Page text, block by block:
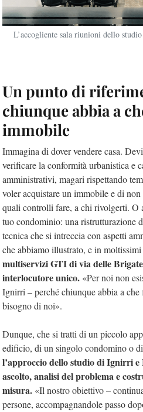
L’accogliente sala riunioni dello
Un punto di
chiunque abbia a
immobile
Immagina di dover vendere casa.
verificare la conformità urbanistica e
amministrativi, magari rispettando
voler acquistare un immobile e di non
quali controlli fare, a chi rivolgerti. O
tuo condominio: una ristrutturazione
tecnica che si intreccia con aspetti
che abbiamo illustrato, e in
multiservizi GTI di via delle
interlocutore unico. «Per noi non
Ignirri – perché chiunque abbia a
bisogno di noi».
Dunque, che si tratti di un piccolo
edificio, di un singolo condomino o
l’approccio dello studio di Ignirri
ascolto, analisi del problema e
misura. «Il nostro obiettivo –
persone, accompagnandole passo